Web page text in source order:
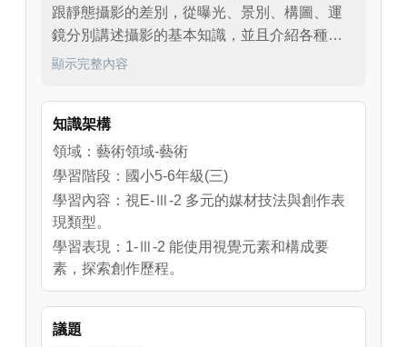
跟靜態攝影的差別，從曝光、景別、構圖、運
鏡分別講述攝影的基本知識，並且介紹各種攝
影的輔助器材，包含攝影用的腳架到收音用的
顯示完整內容
知識架構
領域：藝術領域-藝術
學習階段：國小5-6年級(三)
學習內容：視E-Ⅲ-2 多元的媒材技法與創作表
現類型。
學習表現：1-Ⅲ-2 能使用視覺元素和構成要
素，探索創作歷程。
議題